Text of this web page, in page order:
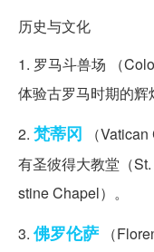
历史与文化
1. 罗马斗兽场 （
体验古罗马时期的辉
2. 梵蒂冈 （
有圣彼得大教堂（
stine Chapel）。
3. 佛罗伦萨 （